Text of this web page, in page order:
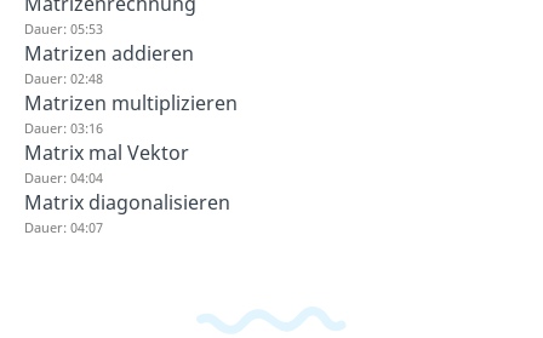
Dauer: 05:53
Matrizen addieren
Dauer: 02:48
Matrizen multiplizieren
Dauer: 03:16
Matrix mal Vektor
Dauer: 04:04
Matrix diagonalisieren
Dauer: 04:07